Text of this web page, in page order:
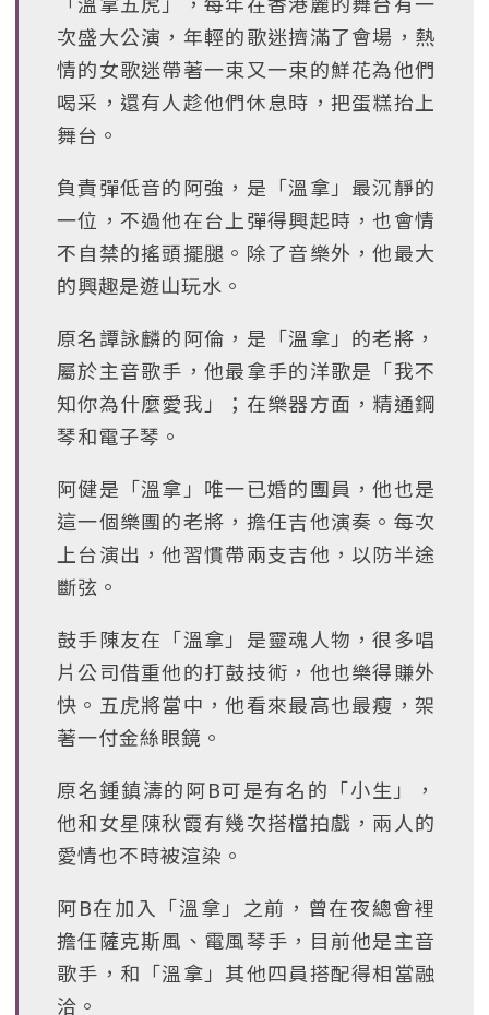
次盛大公演，年輕的歌迷擠滿了會場，熱
情的女歌迷帶著一束又一束的鮮花為他們
喝采，還有人趁他們休息時，把蛋糕抬上
舞台。
負責彈低音的阿強，是「溫拿」最沉靜的
一位，不過他在台上彈得興起時，也會情
不自禁的搖頭擺腿。除了音樂外，他最大
的興趣是遊山玩水。
原名譚詠麟的阿倫，是「溫拿」的老將，
屬於主音歌手，他最拿手的洋歌是「我不
知你為什麼愛我」；在樂器方面，精通鋼
琴和電子琴。
阿健是「溫拿」唯一已婚的團員，他也是
這一個樂團的老將，擔任吉他演奏。每次
上台演出，他習慣帶兩支吉他，以防半途
斷弦。
鼓手陳友在「溫拿」是靈魂人物，很多唱
片公司借重他的打鼓技術，他也樂得賺外
快。五虎將當中，他看來最高也最瘦，架
著一付金絲眼鏡。
原名鍾鎮濤的阿B可是有名的「小生」，
他和女星陳秋霞有幾次搭檔拍戲，兩人的
愛情也不時被渲染。
阿B在加入「溫拿」之前，曾在夜總會裡
擔任薩克斯風、電風琴手，目前他是主音
歌手，和「溫拿」其他四員搭配得相當融
洽。